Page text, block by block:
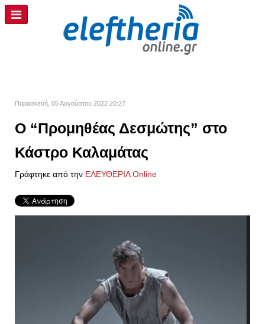
Παρασκευή, 05 Αυγούστου 2022 20:27
Ο “Προμηθέας Δεσμώτης” στο
Κάστρο Καλαμάτας
Γράφτηκε από την ΕΛΕΥΘΕΡΙΑ Online